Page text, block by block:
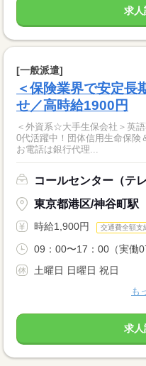
求人
[一般派遣]
＜保険業界で安定
せ／高時給1900円
＜外資系☆大手生保会社＞英
0代活躍中！団体信用生命保険
お電話は銀行代理...
コールセンター（テ
東京都港区/神谷町駅
時給1,900円 交通費全額支
09：00〜17：00（実働
土曜日 日曜日 祝日
も
求人